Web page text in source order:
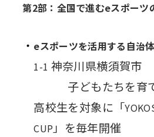
第2部：全国で進むeスポーツ
eスポーツを活用する自治
1-1 神奈川県横須賀市
子どもたちを育て
高校生を対象に「
CUP」を毎年開催